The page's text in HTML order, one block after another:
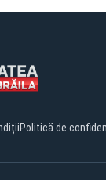
Politică de